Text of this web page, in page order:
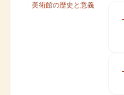
美術館の歴史と意義